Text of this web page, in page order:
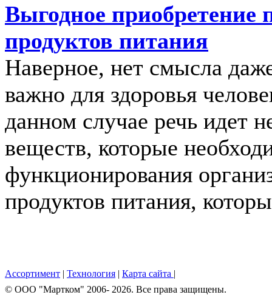
Выгодное
продуктов питания
Наверное, нет смысла
важно для здоровья
данном случае речь идет
веществ, которые
функционирования
продуктов питания,
Ассортимент | Технология | Карта сайта |
© OOO "Мартком" 2006- 2026. Все права защищены.